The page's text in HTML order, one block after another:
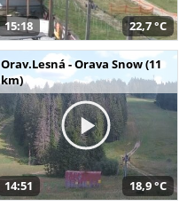
15:18 22,7 °C
Orav.Lesná - Orava Snow (11
km)
14:51 18,9 °C